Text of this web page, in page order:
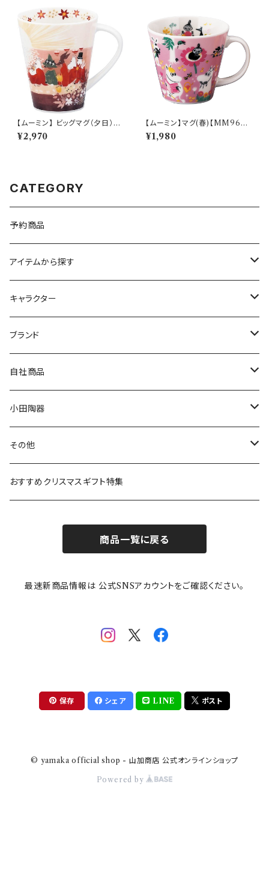
【ムーミン】 ビッグマグ（夕日）
【MM3200】
¥2,970
【ムーミン】マグ(春)【MM960
0】MM9601-11
¥1,980
CATEGORY
予約商品
アイテムから探す
九谷焼
マグ＆カップ
プレート
ボウル
ガラスウェア
カトラリー
キャラクター
ムーミン
80th記念アイテム
リトルミイの日記念アイテム
MOOMIN ANIMATION
スヌーピー
ピーターラビット
ポケットモンスター
mofusand（モフサンド）
mofsand×日比谷花壇
ちびまる子ちゃんandクレヨンしんちゃん
ブランド
LA AMYS(エミーズ)
LISA LARSON(リサラーソン)
LAURA ASHLEY(ローラ アシュレイ)
Finlayson(フィンレイソン)
HANAE MORI(ハナエモリ)
THE BEATLES(ザ・ビートルズ)
【山加商店×yaeko】migratory bird
自社商品
ねこ企画
Cecera(セセラ)
CELEC(セレック)
隅切り重箱
HAPPY DINING(ハッピーダイニング)
小田陶器
さざなみ
吉祥
メイメイウェア
SoSo(ソソ）
その他
リサイクル食器
おすすめクリスマスギフト特集
商品一覧に戻る
最速新商品情報は 公式SNSアカウントをご確認ください。
保存 シェア LINE ポスト
© yamaka official shop - 山加商店 公式オンラインショップ
Powered by